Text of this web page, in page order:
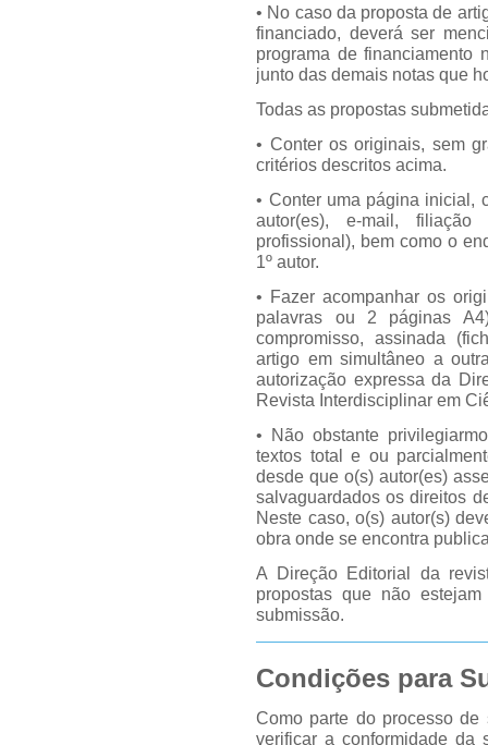
• No caso da proposta de
financiado, deverá ser
programa de financiamento
junto das demais notas que
Todas as propostas
• Conter os originais, sem
critérios descritos acima.
• Conter uma página inicial,
autor(es), e-mail, filiação
profissional), bem como o
1º autor.
• Fazer acompanhar os
palavras ou 2 páginas
compromisso, assinada
artigo em simultâneo a
autorização expressa da
Revista Interdisciplinar em
• Não obstante
textos total e ou
desde que o(s) autor(es)
salvaguardados os direitos
Neste caso, o(s) autor(s)
obra onde se encontra
A Direção Editorial da
propostas que não
submissão.
Condições para
Como parte do processo
verificar a conformidade da